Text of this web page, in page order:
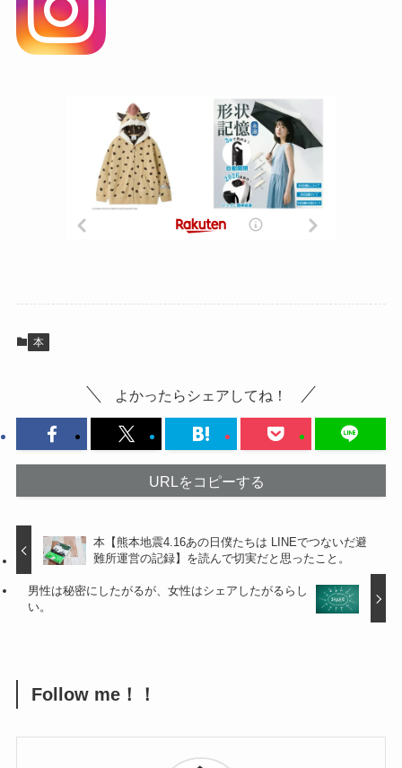
本
よかったらシェアしてね！
URLをコピーする
本【熊本地震4.16あの日僕たちは LINEでつないだ避
難所運営の記録】を読んで切実だと思ったこと。
男性は秘密にしたがるが、女性はシェアしたがるらし
い。
Follow me！！